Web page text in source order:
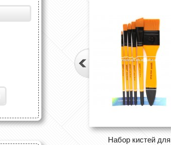
Набор кистей для